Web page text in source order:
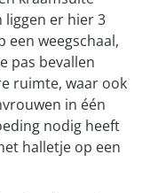
liggen er hier 3
een weegschaal,
pas bevallen
ruimte, waar ook
in één
nodig heeft
halletje op een